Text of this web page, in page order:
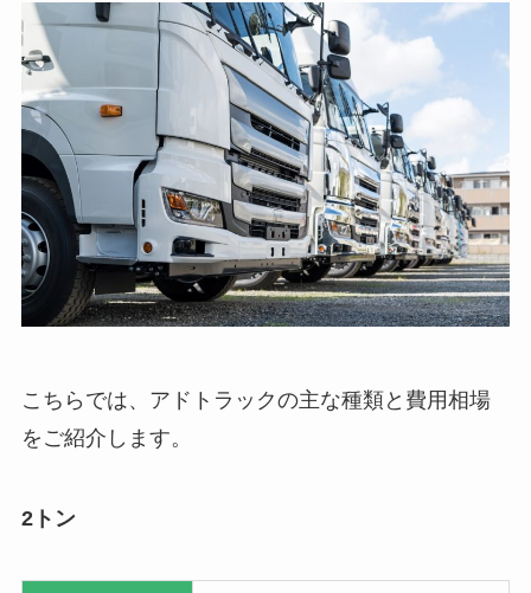
こちらでは、アドトラックの主な種類と費用相場
をご紹介します。
2トン